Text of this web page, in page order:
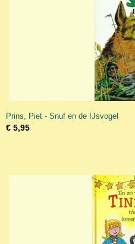
Prins, Piet - Snuf en de IJsvogel
€ 5,95